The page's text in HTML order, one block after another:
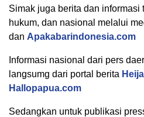
Simak juga berita dan informasi
hukum, dan nasional melalui
dan Apakabarindonesia.com
Informasi nasional dari pers
langsumg dari portal berita
Hallopapua.com
Sedangkan untuk publikasi